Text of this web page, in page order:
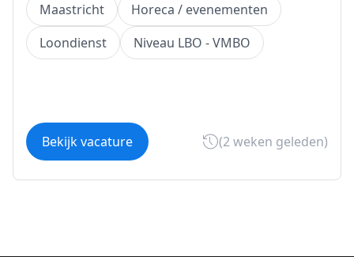
Maastricht
Horeca / evenementen
Loondienst
Niveau LBO - VMBO
Bekijk vacature (2 weken geleden)